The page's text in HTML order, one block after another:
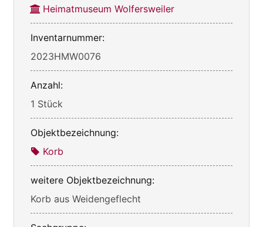
Heimatmuseum Wolfersweiler
Inventarnummer:
2023HMW0076
Anzahl:
1 Stück
Objektbezeichnung:
Korb
weitere Objektbezeichnung:
Korb aus Weidengeflecht